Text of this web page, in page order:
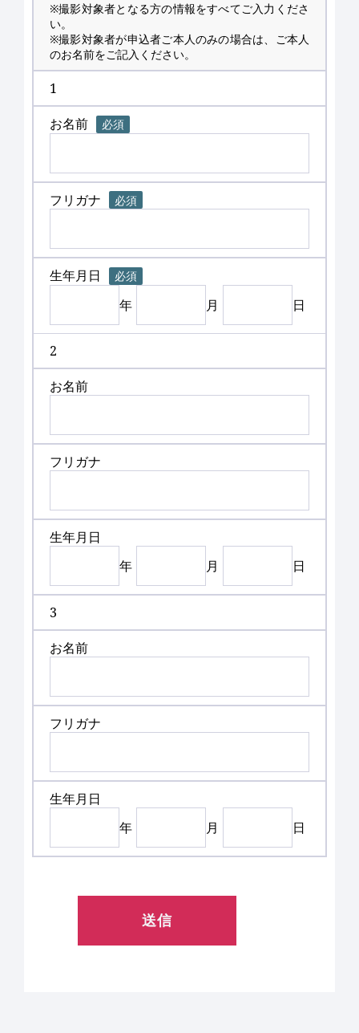
※撮影対象者となる方の情報をすべてご入力くださ
い。
※撮影対象者が申込者ご本人のみの場合は、ご本人
のお名前をご記入ください。
1
お名前
必須
フリガナ 必須
生年月日 必須
年 月 日
2
お名前
フリガナ
生年月日
年
月 日
3
お名前
フリガナ
生年月日
年
月 日